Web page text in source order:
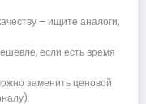
– ищите аналоги,
если есть время
заменить ценовой